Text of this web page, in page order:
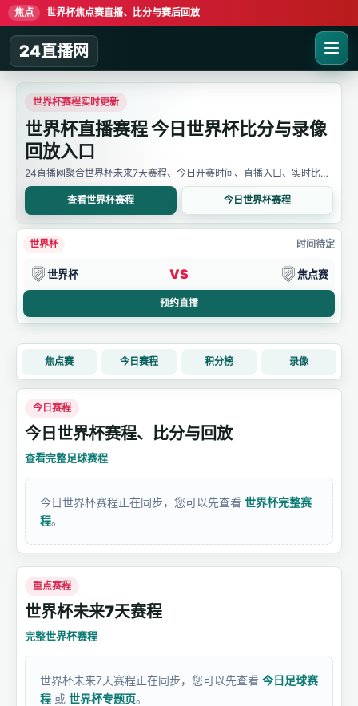
焦点 世界杯焦点赛直播、比分与赛后回放
24直播网
世界杯赛程实时更新
世界杯直播赛程 今日世界杯比分与录像
回放入口
24直播网聚合世界杯未来7天赛程、今日开赛时间、直播入口、实时比分
与赛后回放。用户可先确认比赛时间，再进入详情页查看直播线路、比分
变化和录像信息。查看世界杯赛程 今日世界杯赛程
世界杯 时间待定
世界杯 VS 焦点赛
预约直播
焦点赛 今日赛程 积分榜 录像
今日赛程
今日世界杯赛程、比分与回放
查看完整足球赛程
今日世界杯赛程正在同步，您可以先查看 世界杯完整赛
程。
重点赛程
世界杯未来7天赛程
完整世界杯赛程
世界杯未来7天赛程正在同步，您可以先查看 今日足球赛
程 或 世界杯专题页。